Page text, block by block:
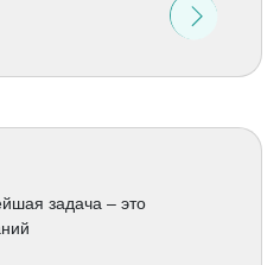
задача – это